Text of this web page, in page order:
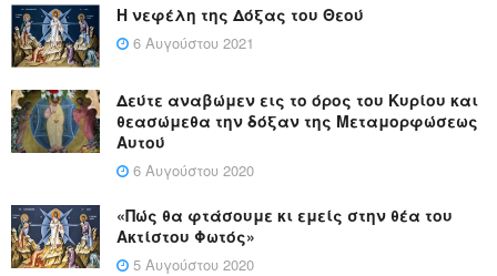
Η νεφέλη της Δόξας του Θεού
6 Αυγούστου 2021
Δεύτε αναβώμεν εις το όρος του Κυρίου και
θεασώμεθα την δόξαν της Μεταμορφώσεως
Αυτού
6 Αυγούστου 2020
«Πώς θα φτάσουμε κι εμείς στην θέα του
Ακτίστου Φωτός»
5 Αυγούστου 2020